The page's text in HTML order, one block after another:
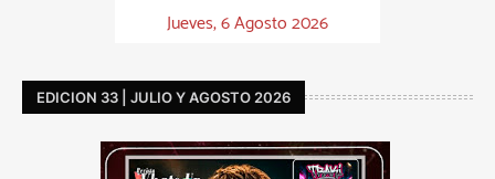
Jueves, 6 Agosto 2026
EDICION 33 | JULIO Y AGOSTO 2026